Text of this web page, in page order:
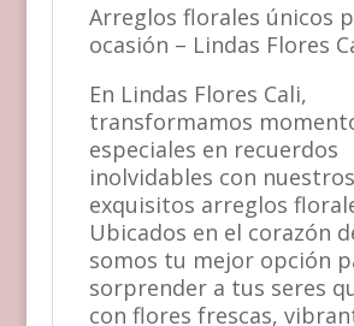
Arreglos florales únicos
ocasión – Lindas Flores
En Lindas Flores Cali,
transformamos
especiales en recuerdos
inolvidables con nuestros
exquisitos arreglos
Ubicados en el corazón
somos tu mejor opción
sorprender a tus seres
con flores frescas,